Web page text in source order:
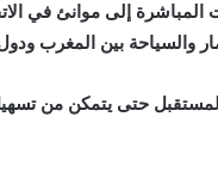
إلى موانئ في
والسياحة بين المغرب ودول
حتى يتمكن من